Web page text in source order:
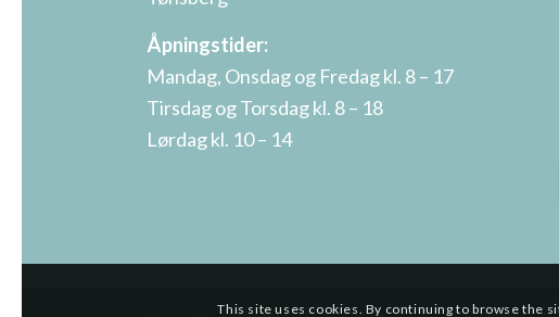
Åpningstider:
Mandag, Onsdag og Fredag kl. 8 – 17
Tirsdag og Torsdag kl. 8 – 18
Lørdag kl. 10 – 14
This site uses cookies. By continuing to browse the